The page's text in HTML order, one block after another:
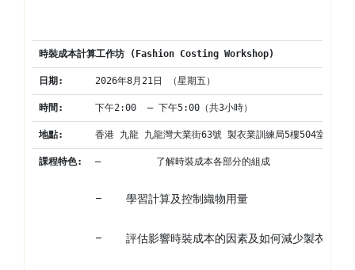
時裝成本計算工作坊 (Fashion Costing Workshop)
日期: 2026年8月21日 （星期五）
時間 : 下午2:00  – 下午5:00（共3小時）
地點: 香港 九龍 九龍灣大業街63號 製衣業訓練局5樓504室
課程特色: –          了解時裝成本各部分的組成
–          學習計算及控制織物用量
–          評估影響時裝成本的因素及如何減少製衣成本